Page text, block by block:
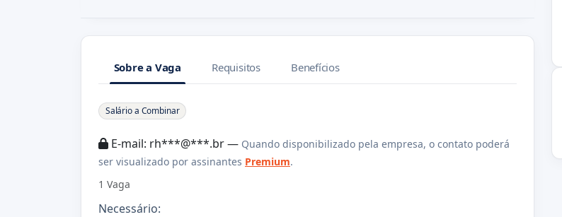
Sobre a Vaga Requisitos Benefícios
Sobre a Vaga
Salário a Combinar
E-mail: rh***@***.br — Quando disponibilizado pela empresa, o contato poderá
ser visualizado por assinantes Premium.
1 Vaga
Necessário: